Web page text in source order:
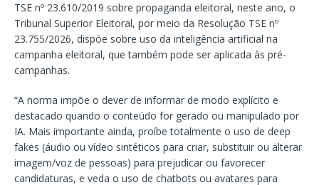
TSE nº 23.610/2019 sobre propaganda eleitoral, neste ano, o
Tribunal Superior Eleitoral, por meio da Resolução TSE nº
23.755/2026, dispõe sobre uso da inteligência artificial na
campanha eleitoral, que também pode ser aplicada às pré-
campanhas.
“A norma impõe o dever de informar de modo explícito e
destacado quando o conteúdo for gerado ou manipulado por
IA. Mais importante ainda, proíbe totalmente o uso de deep
fakes (áudio ou vídeo sintéticos para criar, substituir ou alterar
imagem/voz de pessoas) para prejudicar ou favorecer
candidaturas, e veda o uso de chatbots ou avatares para